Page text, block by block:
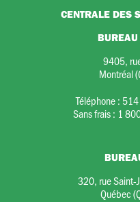
CENTRALE DES
9405,
Montréal
Téléphone :
Sans frais : 1
320, rue Saint-
Québec